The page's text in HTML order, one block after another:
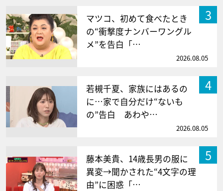
3
マツコ、初めて食べたとき
の“衝撃度ナンバーワングル
メ”を告白「…
2026.08.05
4
若槻千夏、家族にはあるの
に…家で自分だけ“ないも
の”告白 あわや…
2026.08.05
5
藤本美貴、14歳長男の服に
異変→聞かされた“4文字の理
由”に困惑「…